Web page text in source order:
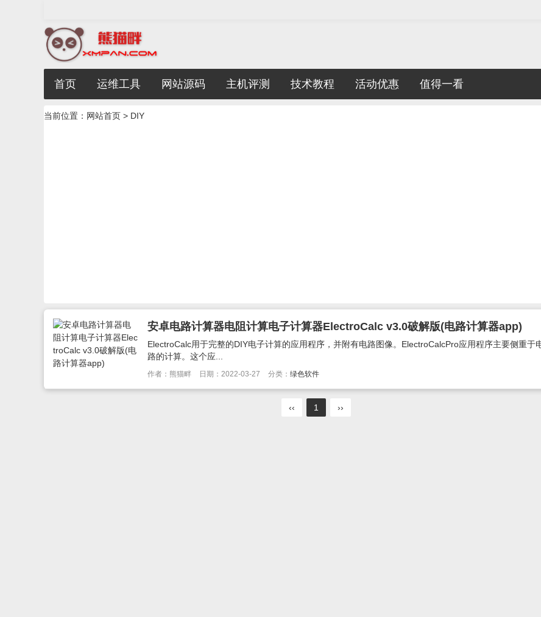
首页 运维工具 网站源码 主机评测 技术教程 活动优惠 值得一看
当前位置： 网站首页 > DIY
安卓电路计算器电阻计算电子计算器ElectroCalc v3.0破解版(电路计算器app)
ElectroCalc用于完整的DIY电子计算的应用程序，并附有电路图像。ElectroCalcPro应用程序主要侧重于
路的计算。这个应...
作者：熊猫畔 日期：2022-03-27 分类： 绿色软件
‹‹ 1 ››